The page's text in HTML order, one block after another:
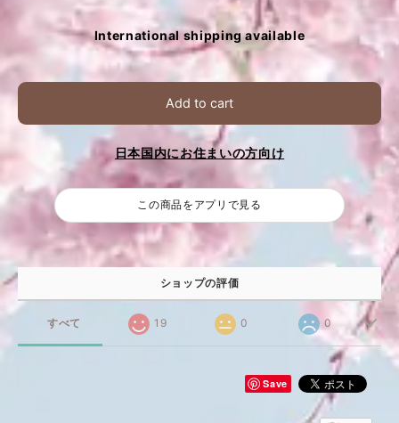
International shipping available
Add to cart
日本国内にお住まいの方向け
この商品をアプリで見る
ショップの評価
すべて 19 0 0
Save